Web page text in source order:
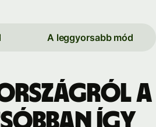
A leggyorsabb mód
a